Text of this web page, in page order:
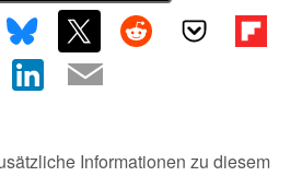
Informationen zu diesem